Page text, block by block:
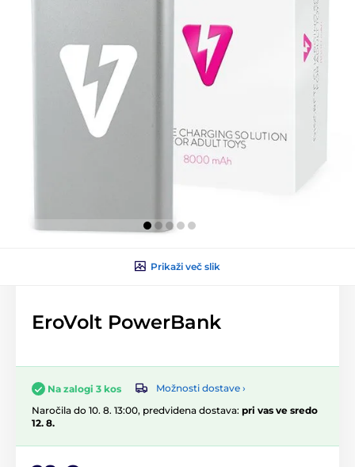
Prikaži več slik
EroVolt PowerBank
Na zalogi 3 kos
Možnosti dostave ›
Naročila do 10. 8. 13:00, predvidena dostava: pri vas ve sredo
12. 8.